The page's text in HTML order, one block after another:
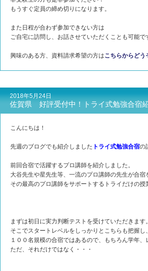
もうすぐ定員の締め切りになります。
また日程が合わず参加できない方は
ご自宅に訪問し、お話させていただくことも可能で
興味のある方、資料請求希望の方はこちらからどう
2018年5月24日
佐賀県 好評受付中！トライ式勉強合宿
こんにちは！
先週のブログでも紹介しました トライ式勉強合宿の
前回合宿で活躍するプロ講師を紹介しました。
大谷先生や星先生等、一流のプロ講師の先生が合宿
その最高のプロ講師をサポートするトライだけの授
まずは初日に実力判断テストを受けていただきます。
そこでスタートレベルをしっかりとこちらも把握
１００名規模の合宿ではあるので、もちろん学年
ただ、それだけではなく・・・